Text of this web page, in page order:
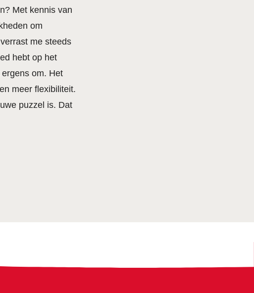
Met kennis van
om
me steeds
hebt op het
om. Het
meer flexibiliteit.
puzzel is. Dat